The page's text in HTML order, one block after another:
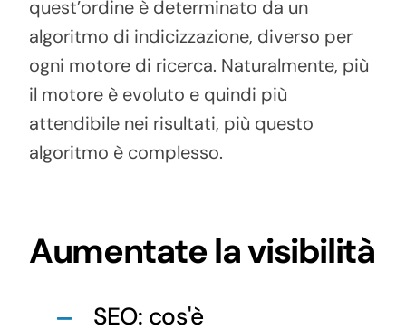
quest’ordine è determinato da un
algoritmo di indicizzazione, diverso per
ogni motore di ricerca. Naturalmente, più
il motore è evoluto e quindi più
attendibile nei risultati, più questo
algoritmo è complesso.
Aumentate la visibilità
SEO: cos'è